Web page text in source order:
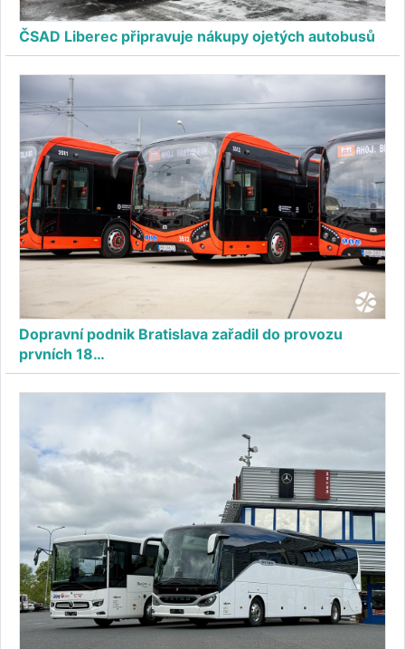
ČSAD Liberec připravuje nákupy ojetých autobusů
Dopravní podnik Bratislava zařadil do provozu
prvních 18…